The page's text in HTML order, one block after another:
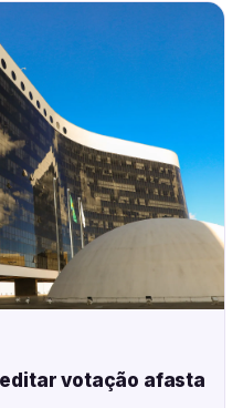
votação afasta